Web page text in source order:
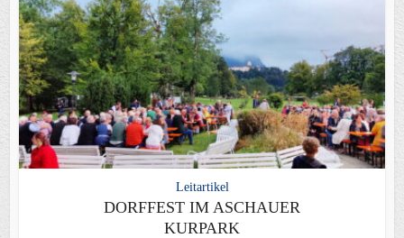
Leitartikel
DORFFEST IM ASCHAUER
KURPARK